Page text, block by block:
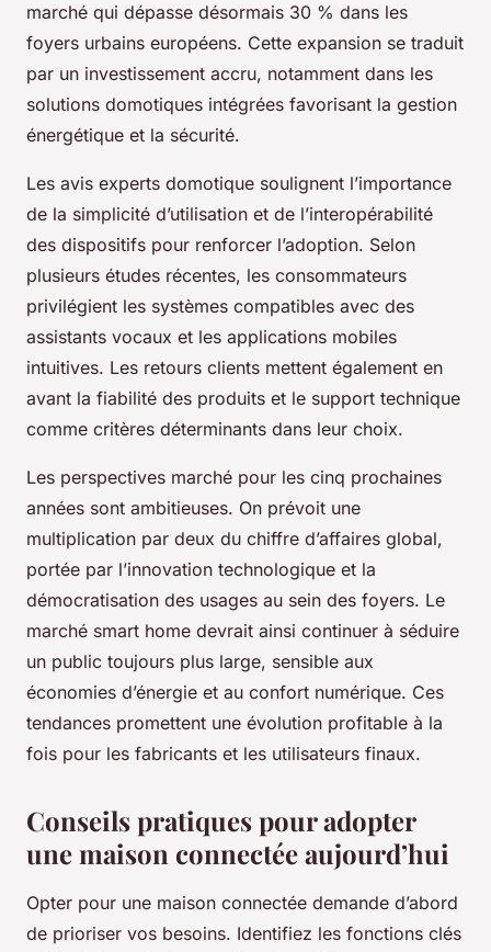
marché qui dépasse désormais 30 % dans les
foyers urbains européens. Cette expansion se traduit
par un investissement accru, notamment dans les
solutions domotiques intégrées favorisant la gestion
énergétique et la sécurité.
Les avis experts domotique soulignent l’importance
de la simplicité d’utilisation et de l’interopérabilité
des dispositifs pour renforcer l’adoption. Selon
plusieurs études récentes, les consommateurs
privilégient les systèmes compatibles avec des
assistants vocaux et les applications mobiles
intuitives. Les retours clients mettent également en
avant la fiabilité des produits et le support technique
comme critères déterminants dans leur choix.
Les perspectives marché pour les cinq prochaines
années sont ambitieuses. On prévoit une
multiplication par deux du chiffre d’affaires global,
portée par l’innovation technologique et la
démocratisation des usages au sein des foyers. Le
marché smart home devrait ainsi continuer à séduire
un public toujours plus large, sensible aux
économies d’énergie et au confort numérique. Ces
tendances promettent une évolution profitable à la
fois pour les fabricants et les utilisateurs finaux.
Conseils pratiques pour adopter
une maison connectée aujourd’hui
Opter pour une maison connectée demande d’abord
de prioriser vos besoins. Identifiez les fonctions clés